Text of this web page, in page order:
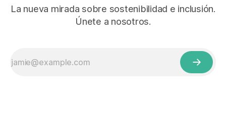
La nueva mirada sobre sostenibilidad e inclusión.
Únete a nosotros.